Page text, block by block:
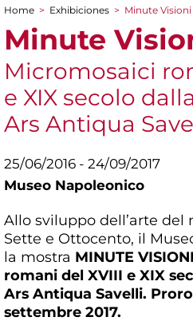
You are here
Home > Exhibiciones > Minute Visioni
Minute
Micromosaici
e XIX secolo
Ars Antiqua
25/06/2016 - 24/09/2017
Museo Napoleonico
Allo sviluppo dell’arte del
Sette e Ottocento, il
la mostra MINUTE
romani del XVIII e XIX
Ars Antiqua Savelli.
settembre 2017.